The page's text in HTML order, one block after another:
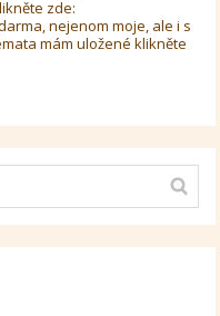
zde:
nejenom moje, ale i s
mám uložené klikněte